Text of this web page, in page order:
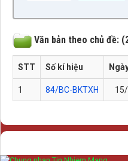
Văn bản theo chủ đề:
STT Số kí hiệu
1 84/BC-BKTXH